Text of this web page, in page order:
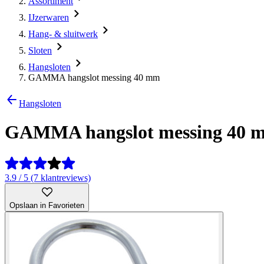
IJzerwaren
Hang- & sluitwerk
Sloten
Hangsloten
GAMMA hangslot messing 40 mm
Hangsloten
GAMMA hangslot messing 40
3.9 / 5 (7 klantreviews)
Opslaan in Favorieten